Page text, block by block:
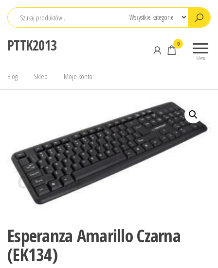
Przejdź
PTTK2013
Menu
0
Blog Sklep Moje konto
Esperanza Amarillo Czarna
(EK134)